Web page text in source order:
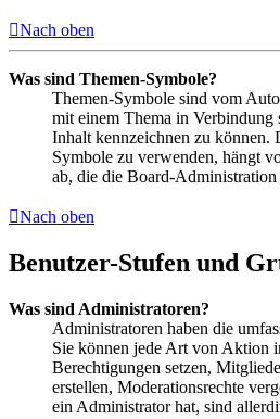
Nach oben
Was sind Themen-Symbole?
Themen-Symbole sind vom
mit einem Thema in Verbindung
Inhalt kennzeichnen zu
Symbole zu verwenden, hängt
ab, die die Board-Administration
Nach oben
Benutzer-Stufen und
Was sind Administratoren?
Administratoren haben die
Sie können jede Art von Aktion
Berechtigungen setzen,
erstellen, Moderationsrechte
ein Administrator hat, sind